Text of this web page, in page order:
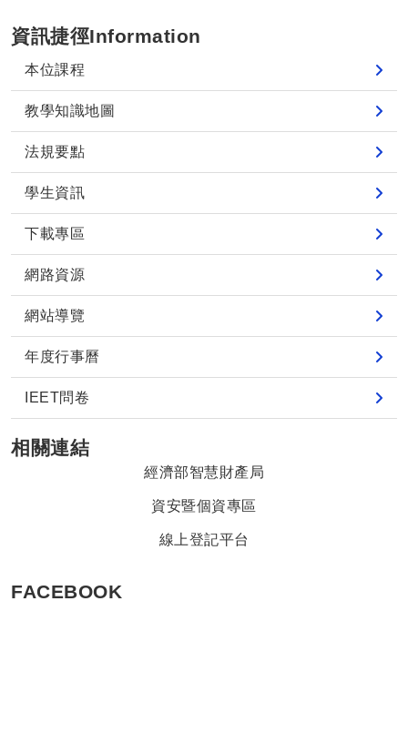
資訊捷徑Information
本位課程
教學知識地圖
法規要點
學生資訊
下載專區
網路資源
網站導覽
年度行事曆
IEET問卷
相關連結
經濟部智慧財產局
資安暨個資專區
線上登記平台
FACEBOOK